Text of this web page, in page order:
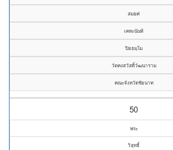
สมยศ
เคหะนันท์
ปิยธมฺโม
วัดคงสวัสดิ์วัฒนาราม
คณะจังหวัดชัยนาท
50
พระ
วิสุทธิ์